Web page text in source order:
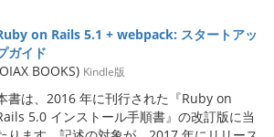
on Rails 5.1 + webpack: スタートアッ
ガイド
BOOKS) Kindle版
書は、2016 年に刊行された『Ruby on
5.0 インストール手順書』の改訂版に当